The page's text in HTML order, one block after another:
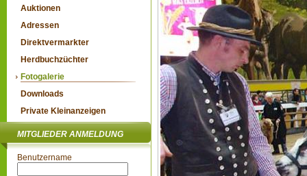
Auktionen
Adressen
Direktvermarkter
Herdbuchzüchter
Fotogalerie
Downloads
Private Kleinanzeigen
MITGLIEDER ANMELDUNG
Benutzername